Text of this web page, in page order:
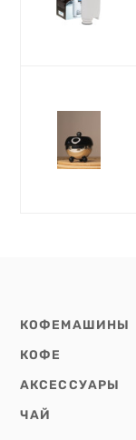
КОФЕМАШИНЫ
КОФЕ
АКСЕССУАРЫ
ЧАЙ